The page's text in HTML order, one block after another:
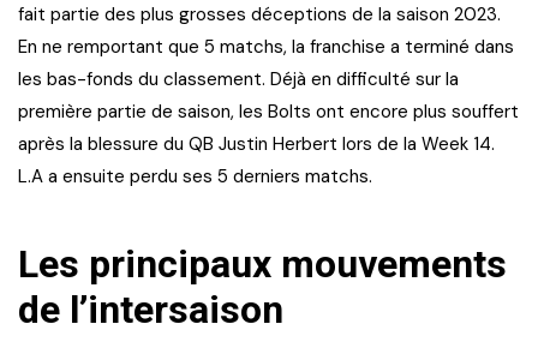
fait partie des plus grosses déceptions de la saison 2023.
En ne remportant que 5 matchs, la franchise a terminé dans
les bas-fonds du classement. Déjà en difficulté sur la
première partie de saison, les Bolts ont encore plus souffert
après la blessure du QB Justin Herbert lors de la Week 14.
L.A a ensuite perdu ses 5 derniers matchs.
Les principaux mouvements
de l’intersaison